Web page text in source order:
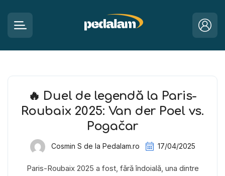
🔥 Duel de legendă la Paris-
Roubaix 2025: Van der Poel vs.
Pogačar
Cosmin S de la Pedalam.ro 17/04/2025
Paris-Roubaix 2025 a fost, fără îndoială, una dintre